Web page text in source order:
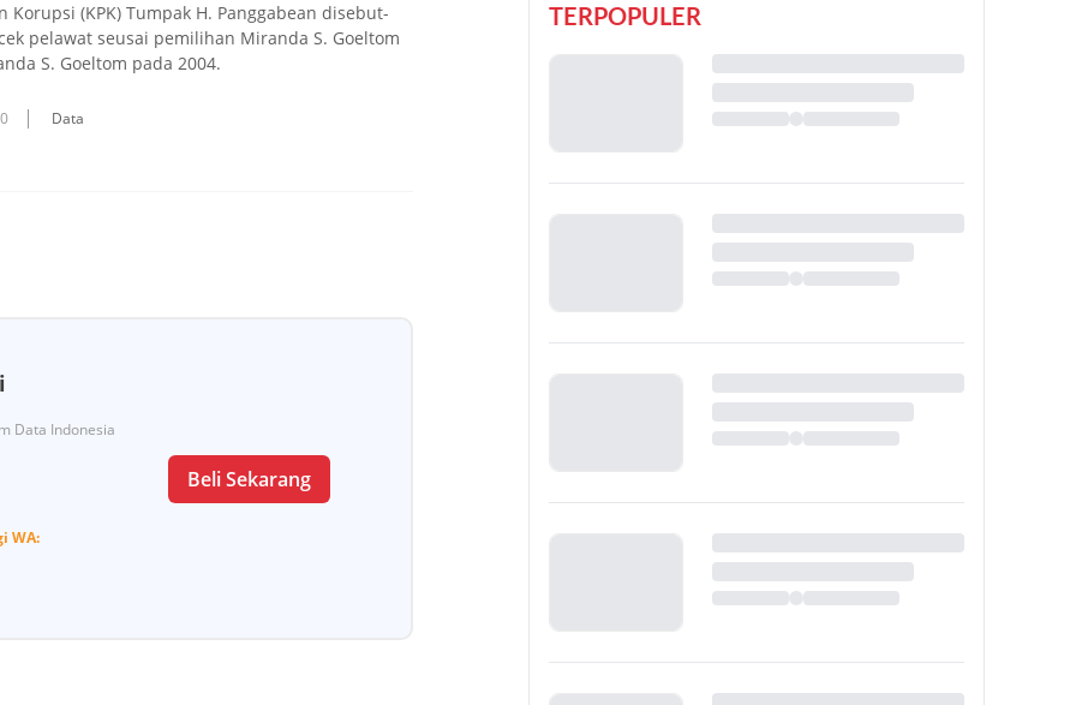
Korupsi (KPK) Tumpak H. Panggabean disebut-
pelawat seusai pemilihan Miranda S. Goeltom
S. Goeltom pada 2004.
Data
Data Indonesia
WA:
Beli Sekarang
TERPOPULER